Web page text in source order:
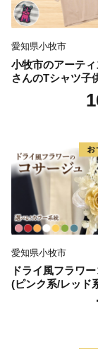
ックをお願い
※４：ワンス
からお送りす
や、書類の添
※５：ワンス
をお送りいた
■商品の写真
せん。
★★下記の画
金公式インス
☆☆
愛知県小牧市
小牧市のアーテ
さんのTシャツ子
愛知県小牧市
ドライ風フラワ
(ピンク系/レッド
系/ホワイト系/イ
リーン系/ブルー